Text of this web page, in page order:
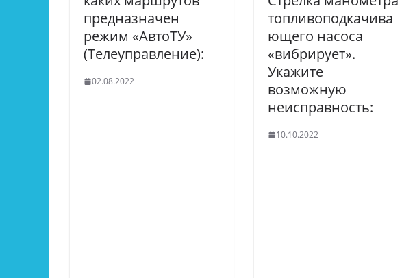
предназначен
режим «АвтоТУ»
(Телеуправление):
02.08.2022
топливоподкачива
ющего насоса
«вибрирует».
Укажите
возможную
неисправность:
10.10.2022